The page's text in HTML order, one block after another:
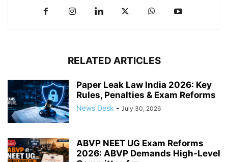
RELATED ARTICLES
Paper Leak Law India 2026: Key
Rules, Penalties & Exam Reforms
News Desk - July 30, 2026
ABVP NEET UG Exam Reforms
2026: ABVP Demands High-Level